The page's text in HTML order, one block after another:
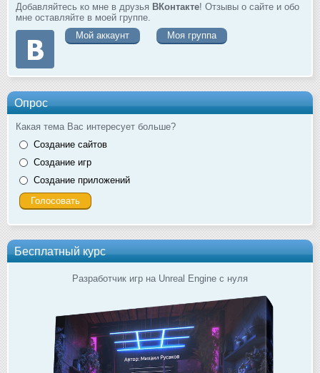
Добавляйтесь ко мне в друзья ВКонтакте! Отзывы о сайте и обо
мне оставляйте в моей группе.
Мой аккаунт
Моя группа
Опрос
Какая тема Вас интересует больше?
Создание сайтов
Создание игр
Создание приложений
Бесплатный курс
Разработчик игр на Unreal Engine с нуля